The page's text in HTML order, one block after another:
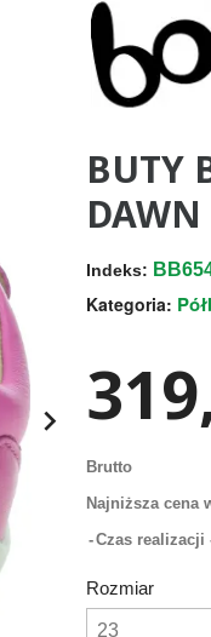

BUTY
DAWN
Indeks:
Kategoria:
Brutto
Najniższa cena
Czas realizacji
Rozmiar